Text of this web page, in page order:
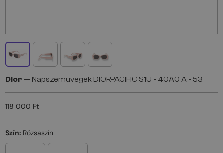
Dior — Napszemüvegek DIORPACIFIC S1U - 40A0 A - 53
118 000 Ft
Szín: Rózsaszín